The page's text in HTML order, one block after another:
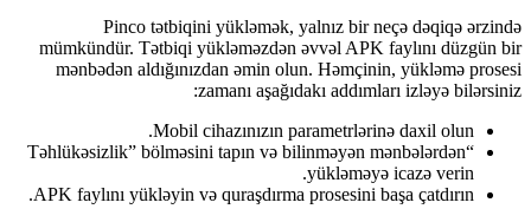
Pinco tətbiqini yükləmək, yalnız bir neçə dəqiqə ərzində
mümkündür. Tətbiqi yükləməzdən əvvəl APK faylını düzgün bir
mənbədən aldığınızdan əmin olun. Həmçinin, yükləmə prosesi
zamanı aşağıdakı addımları izləyə bilərsiniz:
Mobil cihazınızın parametrlərinə daxil olun.
“Təhlükəsizlik” bölməsini tapın və bilinməyən mənbələrdən
yükləməyə icazə verin.
APK faylını yükləyin və quraşdırma prosesini başa çatdırın.